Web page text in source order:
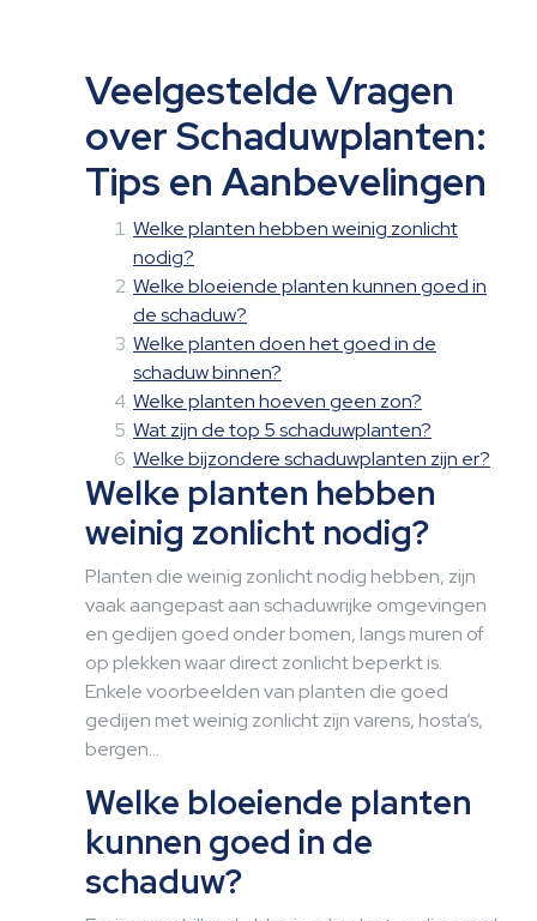
Veelgestelde Vragen
over Schaduwplanten:
Tips en Aanbevelingen
Welke planten hebben weinig zonlicht
nodig?
Welke bloeiende planten kunnen goed in
de schaduw?
Welke planten doen het goed in de
schaduw binnen?
Welke planten hoeven geen zon?
Wat zijn de top 5 schaduwplanten?
Welke bijzondere schaduwplanten zijn er?
Welke planten hebben
weinig zonlicht nodig?
Planten die weinig zonlicht nodig hebben, zijn
vaak aangepast aan schaduwrijke omgevingen
en gedijen goed onder bomen, langs muren of
op plekken waar direct zonlicht beperkt is.
Enkele voorbeelden van planten die goed
gedijen met weinig zonlicht zijn varens, hosta’s,
bergen…
Welke bloeiende planten
kunnen goed in de
schaduw?